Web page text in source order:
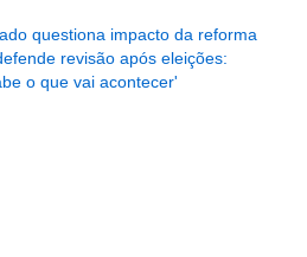
questiona impacto da reforma
revisão após eleições:
o que vai acontecer'